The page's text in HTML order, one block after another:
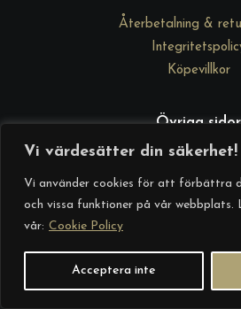
Vi värdesätter din säkerhet!
Vi använder cookies för att förbättra
och vissa funktioner på vår webbplats.
vår: Cookie Policy
Acceptera inte
Återbetalning &
Köpevillkor
Övriga sidor
DrGd Academy
Kontakta oss